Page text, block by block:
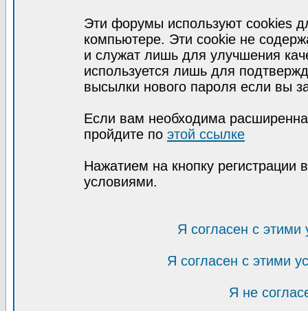
Эти форумы используют cookies
компьютере. Эти cookie не
и служат лишь для улучшения
используется лишь для
высылки нового пароля если вы
Если вам необходима
пройдите по этой ссылке
Нажатием на кнопку регистрации
условиями.
Я согласен с
Я согласен с этими
Я не